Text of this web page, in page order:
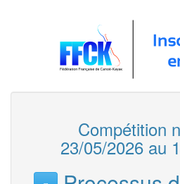
Compétition
23/05/2026 au